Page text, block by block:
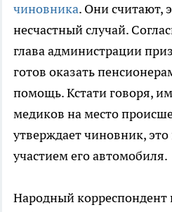
чиновника. Они считают,
несчастный случай.
глава администрации
готов оказать
помощь. Кстати говоря,
медиков на место
утверждает чиновник, это
участием его автомобиля.
Народный корреспондент